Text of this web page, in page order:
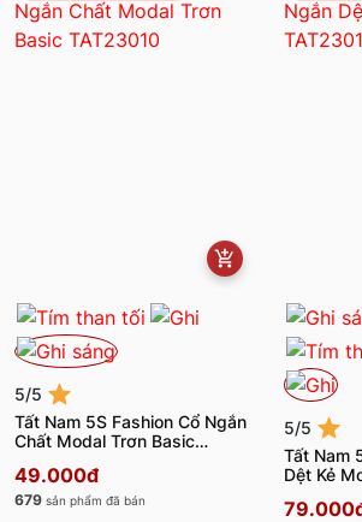
5/5
Tất Nam 5S Fashion Cổ Ngắn
Chất Modal Trơn Basic
49.000đ
679 sản phẩm đã bán
5/5
Tất Nam
Dệt Kẻ